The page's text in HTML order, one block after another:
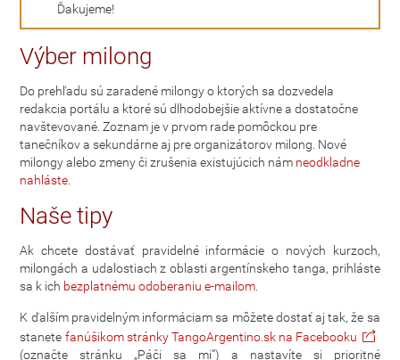
Ďakujeme!
Výber milong
Do prehľadu sú zaradené milongy o ktorých sa dozvedela
redakcia portálu a ktoré sú dlhodobejšie aktívne a dostatočne
navštevované. Zoznam je v prvom rade pomôckou pre
tanečníkov a sekundárne aj pre organizátorov milong. Nové
milongy alebo zmeny či zrušenia existujúcich nám neodkladne
nahláste.
Naše tipy
Ak chcete dostávať pravidelné informácie o nových kurzoch,
milongách a udalostiach z oblasti argentínskeho tanga, prihláste
sa k ich bezplatnému odoberaniu e-mailom.
K ďalším pravidelným informáciam sa môžete dostať aj tak, že sa
stanete fanúšikom stránky TangoArgentino.sk na Facebooku
(označte stránku „Páči sa mi“) a nastavíte si prioritné